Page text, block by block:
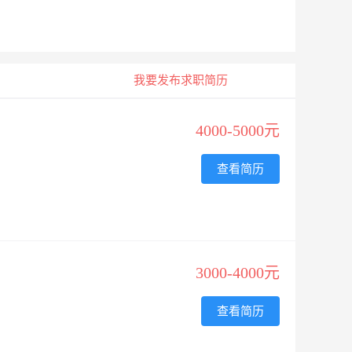
我要发布求职简历
4000-5000元
查看简历
3000-4000元
查看简历